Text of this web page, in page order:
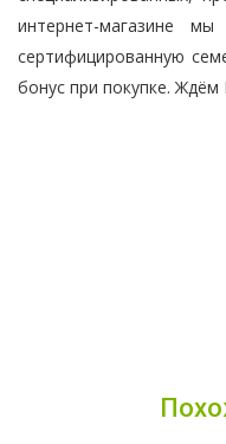
интернет-магазине
сертифицированную
бонус при покупке. Ждём